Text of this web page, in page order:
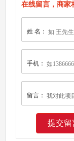
在线留言，商家
姓 名：
手机：
留言：